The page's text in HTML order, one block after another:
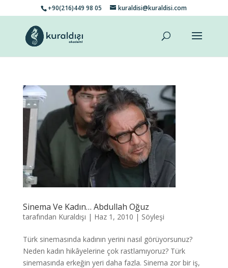
+90(216)449 98 05 kuraldisi@kuraldisi.com
Sinema Ve Kadın… Abdullah Oğuz
tarafından Kuraldışı | Haz 1, 2010 | Söyleşi
Türk sinemasında kadının yerini nasıl görüyorsunuz?
Neden kadın hikâyelerine çok rastlamıyoruz? Türk
sinemasında erkeğin yeri daha fazla. Sinema zor bir iş,